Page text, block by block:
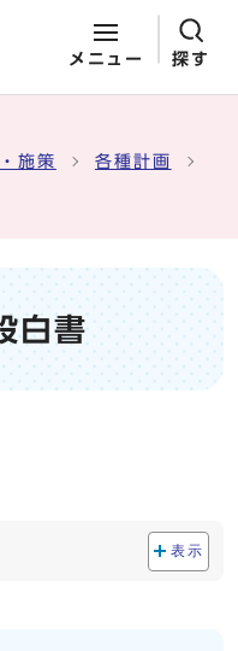
メニュー 探す
施策 各種計画
白書
表示